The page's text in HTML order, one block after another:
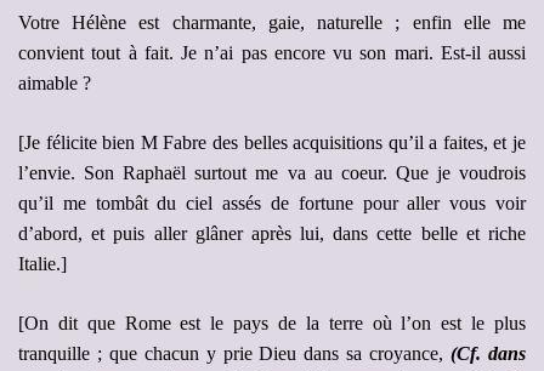
Votre Hélène est charmante, gaie, naturelle ; enfin elle me
convient tout à fait. Je n’ai pas encore vu son mari. Est-il aussi
aimable ?
[Je félicite bien M Fabre des belles acquisitions qu’il a faites, et je
l’envie. Son Raphaël surtout me va au coeur. Que je voudrois
qu’il me tombât du ciel assés de fortune pour aller vous voir
d’abord, et puis aller glâner après lui, dans cette belle et riche
Italie.]
[On dit que Rome est le pays de la terre où l’on est le plus
tranquille ; que chacun y prie Dieu dans sa croyance,(Cf. dans